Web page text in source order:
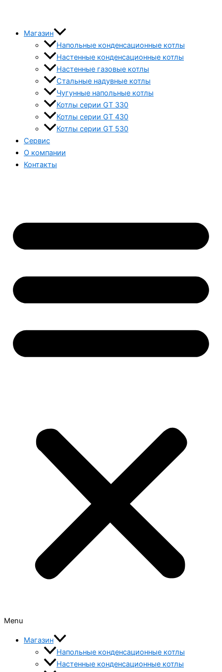
Магазин
Напольные конденсационные котлы
Настенные конденсационные котлы
Настенные газовые котлы
Стальные надувные котлы
Чугунные напольные котлы
Котлы серии GT 330
Котлы серии GT 430
Котлы серии GT 530
Сервис
О компании
Контакты
Menu
Магазин
Напольные конденсационные котлы
Настенные конденсационные котлы